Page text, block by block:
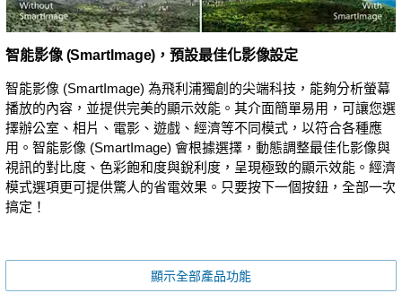
智能影像 (SmartImage)，預設最佳化影像設定
智能影像 (SmartImage) 為飛利浦獨創的尖端科技，能夠分析螢幕
播放的內容，並提供完美的顯示效能。其介面簡單易用，可讓您選
擇辦公室、相片、電影、遊戲、經濟等不同模式，以符合各種應
用。智能影像 (SmartImage) 會根據選擇，動態調整最佳化影像與
視訊的對比度、色彩飽和度與銳利度，呈現極致的顯示效能。經濟
模式選項更可提供驚人的省電效果。只要按下一個按鈕，全部一次
搞定！
顯示全部產品功能